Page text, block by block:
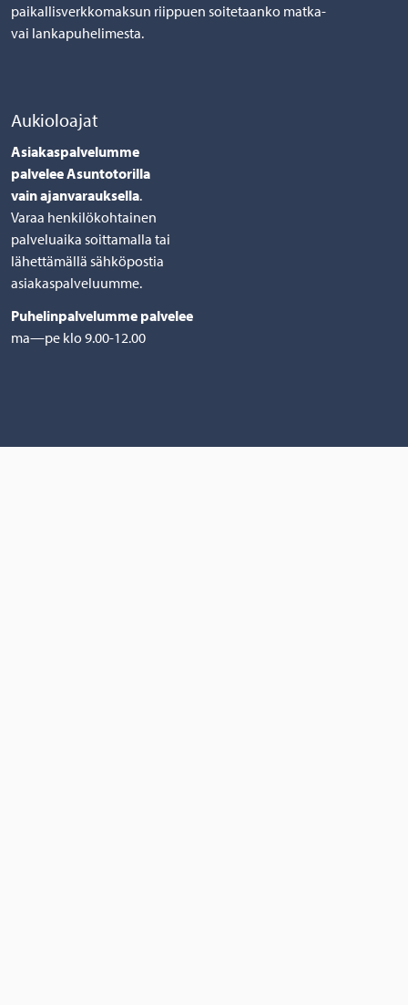
paikallisverkkomaksun riippuen soitetaanko matka-
vai lankapuhelimesta.
Aukioloajat
Asiakaspalvelumme
palvelee Asuntotorilla
vain ajanvarauksella.
Varaa henkilökohtainen
palveluaika soittamalla tai
lähettämällä sähköpostia
asiakaspalveluumme.
Puhelinpalvelumme palvelee
ma—pe klo 9.00-12.00